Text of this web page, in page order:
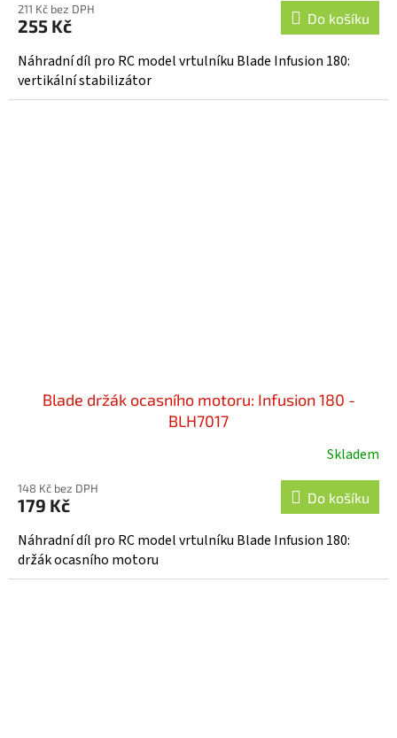
211 Kč bez DPH
255 Kč Do košíku
Náhradní díl pro RC model vrtulníku Blade Infusion 180:
vertikální stabilizátor
Blade držák ocasního motoru: Infusion 180 -
BLH7017
Skladem
148 Kč bez DPH
179 Kč Do košíku
Náhradní díl pro RC model vrtulníku Blade Infusion 180:
držák ocasního motoru